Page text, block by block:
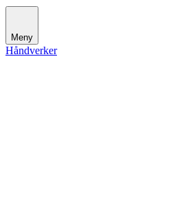
Meny
Håndverker